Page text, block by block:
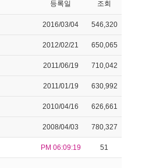
등록일 조회
2016/03/04 546,320
2012/02/21 650,065
2011/06/19 710,042
2011/01/19 630,992
2010/04/16 626,661
2008/04/03 780,327
PM 06:09:19 51